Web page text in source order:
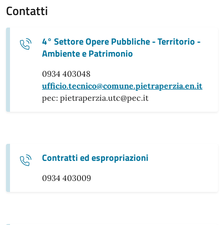
Contatti
4° Settore Opere Pubbliche - Territorio -
Ambiente e Patrimonio
0934 403048
ufficio.tecnico@comune.pietraperzia.en.it
pec: pietraperzia.utc@pec.it
Contratti ed espropriazioni
0934 403009